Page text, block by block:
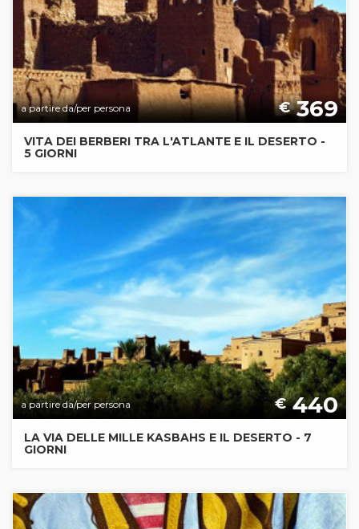
a partire da/per persona € 369
VITA DEI BERBERI TRA L'ATLANTE E IL DESERTO -
5 GIORNI
a partire da/per persona € 440
LA VIA DELLE MILLE KASBAHS E IL DESERTO - 7
GIORNI